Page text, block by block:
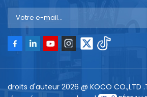
droits d'auteur 2026 @ KOCO CO.,LTD